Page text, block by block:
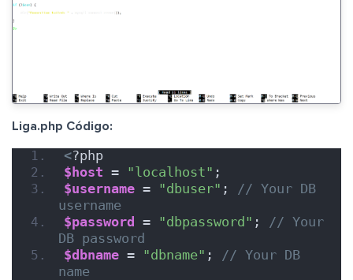
Liga.php Código:
<?php
$host = "localhost" ;
$username = "dbuser" ; // Your DB
username
$password = "dbpassword" ; // Your
DB password
$dbname = "dbname" ; // Your DB
name